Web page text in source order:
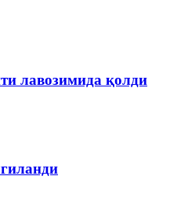
лавозимида қолди